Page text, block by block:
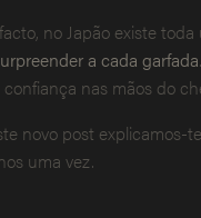
no Japão existe
a cada garfada
nas mãos do
novo post explicamos-
uma vez.